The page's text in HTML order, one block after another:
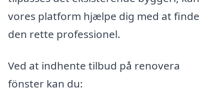
vores platform hjælpe dig med at finde
den rette professionel.
Ved at indhente tilbud på renovera
fönster kan du: